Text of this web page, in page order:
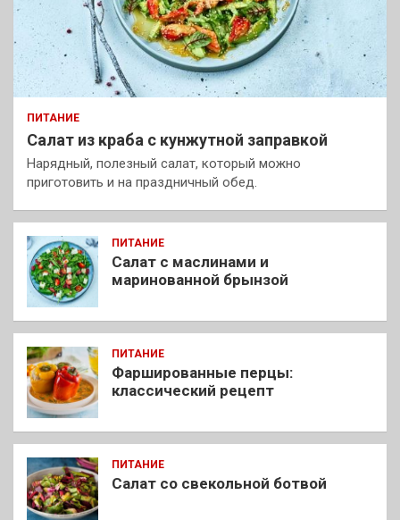
ПИТАНИЕ
Салат из краба с кунжутной заправкой
Нарядный, полезный салат, который можно
приготовить и на праздничный обед.
ПИТАНИЕ
Салат с маслинами и
маринованной брынзой
ПИТАНИЕ
Фаршированные перцы:
классический рецепт
ПИТАНИЕ
Салат со свекольной ботвой